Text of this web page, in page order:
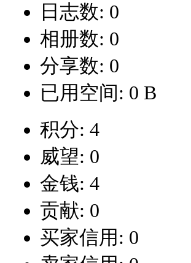
日志数: 0
相册数: 0
分享数: 0
已用空间: 0 B
积分: 4
威望: 0
金钱: 4
贡献: 0
买家信用: 0